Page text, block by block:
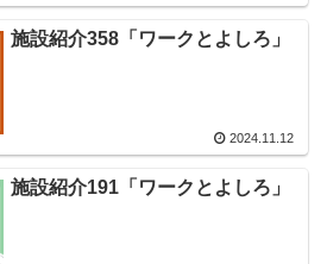
施設紹介358「ワークとよしろ」
2024.11.12
施設紹介191「ワークとよしろ」